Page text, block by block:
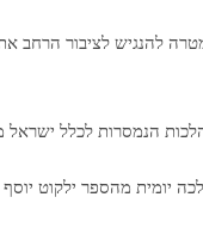
להנגיש לציבור הרחב
הנמסרות לכלל ישראל
יומית מהספר ילקוט יוסף